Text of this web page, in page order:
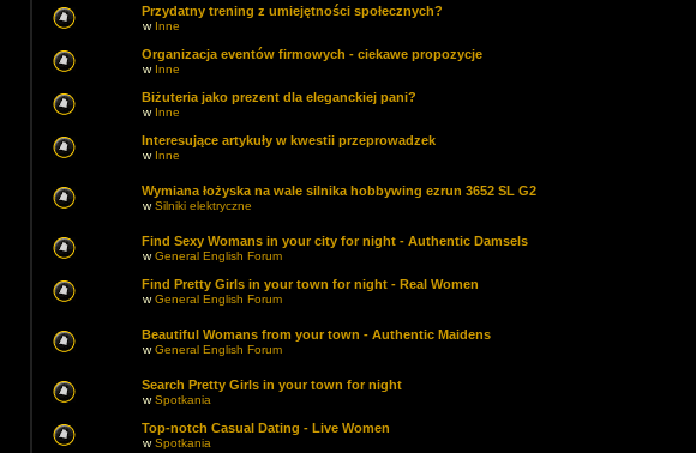
Przydatny trening z umiejętności społecznych?
w Inne
Organizacja eventów firmowych - ciekawe propozycje
w Inne
Biżuteria jako prezent dla eleganckiej pani?
w Inne
Interesujące artykuły w kwestii przeprowadzek
w Inne
Wymiana łożyska na wale silnika hobbywing ezrun 3652 SL G2
wSilniki elektryczne
Find Sexy Womans in your city for night - Authentic Damsels
wGeneral English Forum
Find Pretty Girls in your town for night - Real Women
wGeneral English Forum
Beautiful Womans from your town - Authentic Maidens
wGeneral English Forum
Search Pretty Girls in your town for night
wSpotkania
Top-notch Сasual Dating - Live Women
wSpotkania